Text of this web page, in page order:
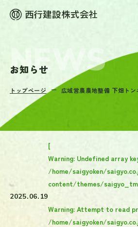
お知らせ
トップページ 広域営農農地整備 下畑トン
2025.06.19
[
Warning: Undefined array
/home/saigyoken/
content/themes/
Warning: Attempt to read
/home/saigyoken/